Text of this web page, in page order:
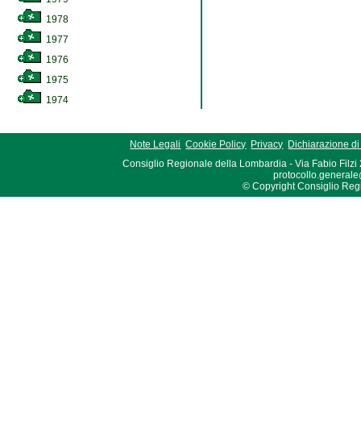
1978
1977
1976
1975
1974
Note Legali Cookie Policy Privacy Dichiarazione
Consiglio Regionale della Lombardia - Via Fabio Filzi
© Copyright Consiglio